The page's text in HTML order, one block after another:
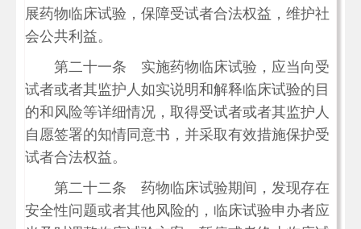
展药物临床试验，保障受试者合法权益，维护社
会公共利益。
第二十一条 实施药物临床试验，应当向受
试者或者其监护人如实说明和解释临床试验的目
的和风险等详细情况，取得受试者或者其监护人
自愿签署的知情同意书，并采取有效措施保护受
试者合法权益。
第二十二条 药物临床试验期间，发现存在
安全性问题或者其他风险的，临床试验申办者应